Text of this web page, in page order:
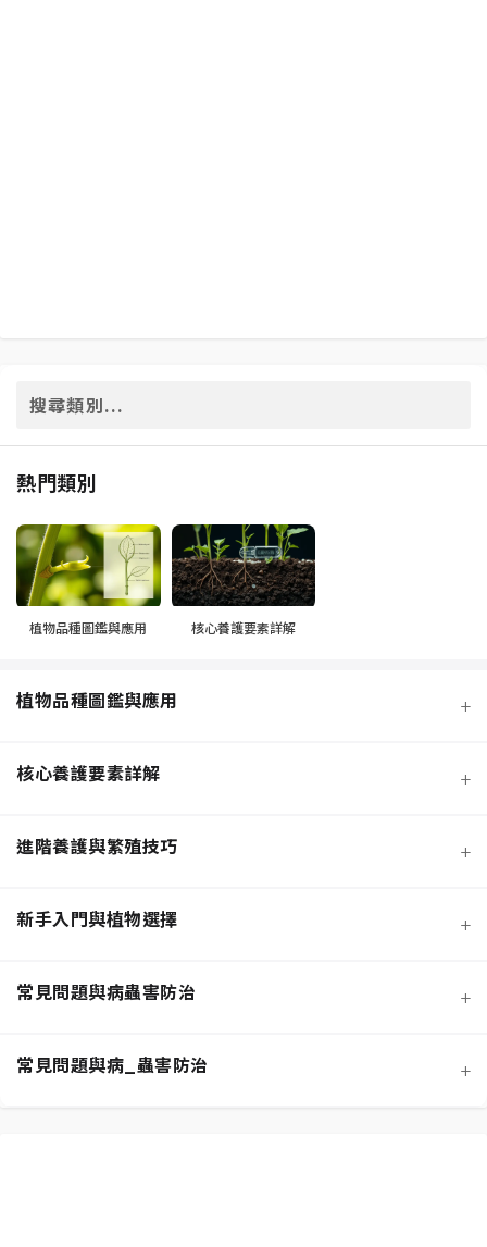
熱門類別
植物品種圖鑑與應用 核心養護要素詳解
植物品種圖鑑與應用 +
寵物安全與有毒植物清單
功能性植物推薦 (淨化空氣)
核心養護要素詳解 +
施肥策略：植物的營養補充
進階養護與繁殖技巧 +
新手入門與植物選擇 +
常見問題與病蟲害防治 +
常見問題與病_蟲害防治 +